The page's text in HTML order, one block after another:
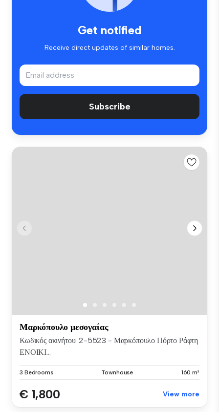
Get notified
Receive direct updates of similar homes.
Subscribe
Μαρκόπουλο μεσογαίας
Κωδικός ακινήτου: 2-5523 - Μαρκόπουλο Πόρτο Ράφτη
ΕΝΟΙΚΙ...
3 Bedrooms Townhouse 160 m²
€ 1,800 View more